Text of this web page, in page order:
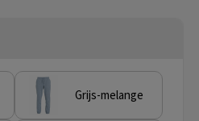
Grijs-melange